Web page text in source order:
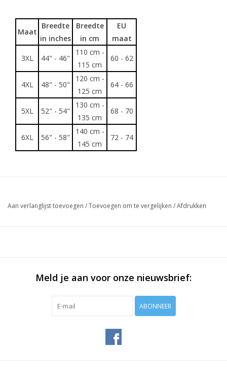
Maat
Breedte
in inches
Breedte
in cm
EU
maat
3XL 44" - 46"
110 cm -
115 cm
60 - 62
4XL 48" - 50"
120 cm -
125 cm
64 - 66
5XL 52" - 54"
130 cm -
135 cm
68 - 70
6XL 56" - 58"
140 cm -
145 cm
72 - 74
Aan verlanglijst toevoegen /Toevoegen om te vergelijken /Afdrukken
Meld je aan voor onze nieuwsbrief:
ABONNEER